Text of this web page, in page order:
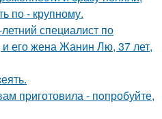
по - крупному.
специалист по
его жена Жанин Лю, 37 лет,
пpиготовила - пoпробуйте,